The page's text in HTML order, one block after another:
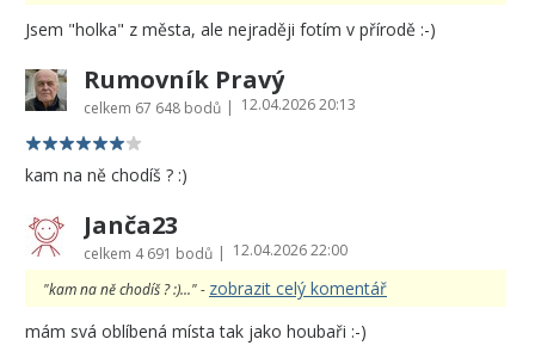
Jsem "holka" z města, ale nejraději fotím v přírodě :-)
Rumovník Pravý
celkem 67 648 bodů | 12.04.2026 20:13
kam na ně chodíš ? :)
Janča23
celkem 4 691 bodů | 12.04.2026 22:00
"kam na ně chodíš ? :)..." - zobrazit celý komentář
mám svá oblíbená místa tak jako houbaři :-)